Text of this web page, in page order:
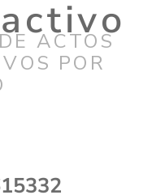
ACTOS
POR